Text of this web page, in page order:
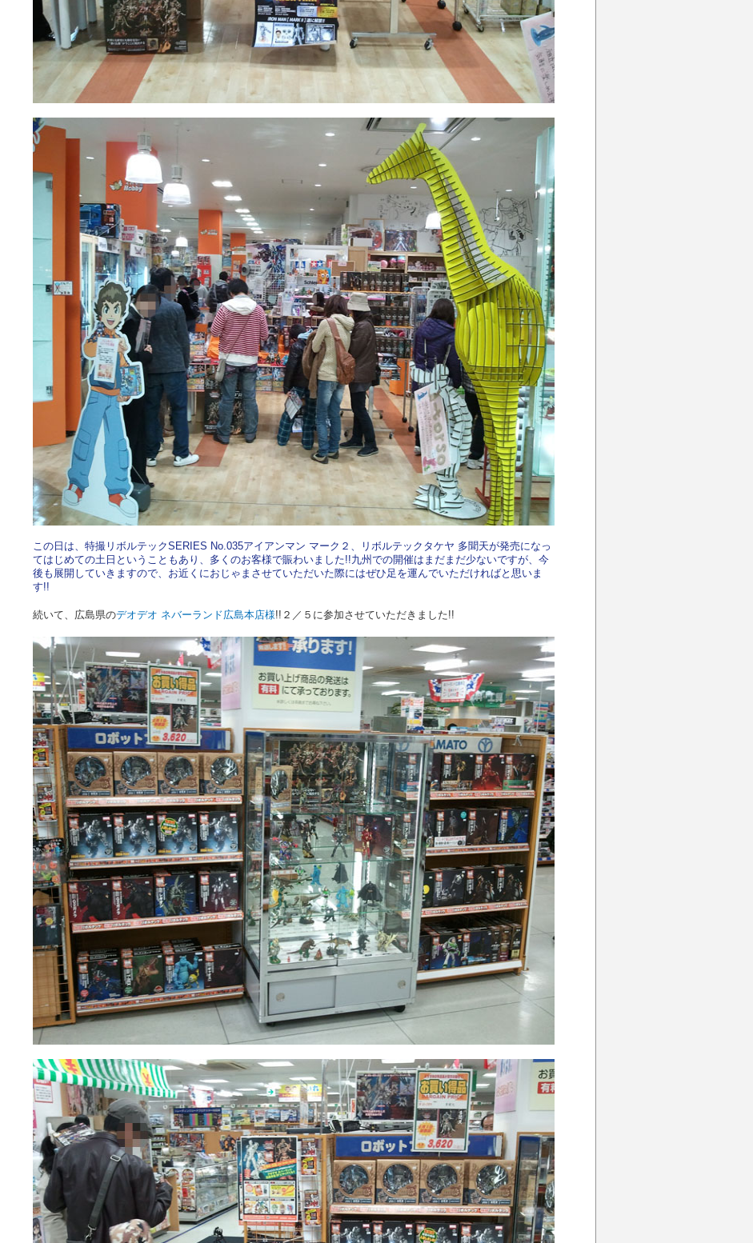
この日は、特撮リボルテックSERIES No.035アイアンマン マーク２、リボルテックタケヤ 多聞天が発売になっ
てはじめての土日ということもあり、多くのお客様で賑わいました!!九州での開催はまだまだ少ないですが、今
後も展開していきますので、お近くにおじゃまさせていただいた際にはぜひ足を運んでいただければと思いま
す!!
続いて、広島県のデオデオ ネバーランド広島本店様!!２／５に参加させていただきました!!